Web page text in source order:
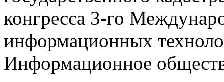
конгресса 3-го
информационных
Информационное